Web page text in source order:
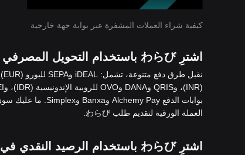
كيفية شراء العملات المشفرة عبر بوابة جهة خارجية
اشترِ わらび باستخدام التحويل المصرفي
بوابات الدفع Alchemy Pay وBanxa وSimplex. ما عليك سوى اختيار شراء العملات المشفرة >
العملة الورقية لتقديم طلب わらび.
اشترِ わらび باستخدام الرصيد النقدي في حساب Bitget الخاص بك